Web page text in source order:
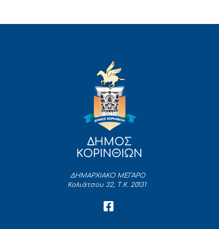
ΔΗΜΟΣ
ΚΟΡΙΝΘΙΩΝ
ΔΗΜΑΡΧΙΑΚΟ ΜΕΓΑΡΟ
Κολιάτσου 32, Τ.Κ. 20131